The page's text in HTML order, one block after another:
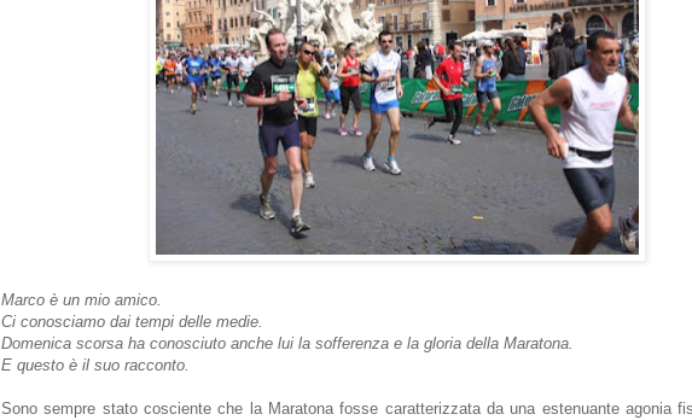
Marco è un mio amico.
Ci conosciamo dai tempi delle medie.
Domenica scorsa ha conosciuto anche lui la sofferenza e la gloria della Maratona.
E questo è il suo racconto.
Sono sempre stato cosciente che la Maratona fosse caratterizzata da una estenuante agonia